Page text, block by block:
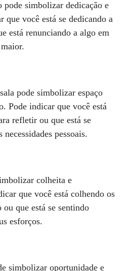
pode simbolizar dedicação e
que você está se dedicando a
está renunciando a algo em
pode simbolizar espaço
Pode indicar que você está
refletir ou que está se
pessoais.
colheita e
que você está colhendo os
que está se sentindo
esforços.
simbolizar oportunidade e